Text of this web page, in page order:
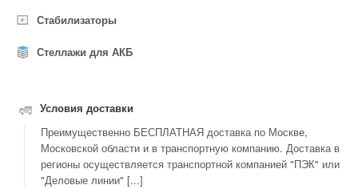
Стабилизаторы
Стеллажи для АКБ
Условия доставки
Преимущественно БЕСПЛАТНАЯ доставка по Москве,
Московской области и в транспортную компанию. Доставка в
регионы осуществляется транспортной компанией "ПЭК" или
"Деловые линии" [...]